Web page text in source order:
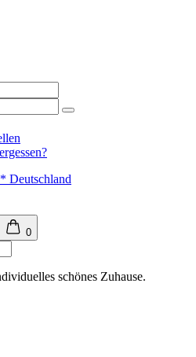
Deutschland
0
schönes Zuhause.